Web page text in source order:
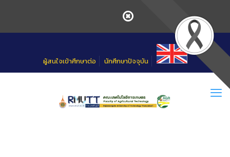
ผู้สนใจเข้าศึกษาต่อ นักศึกษาปัจจุบัน